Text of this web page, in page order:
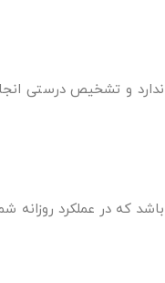
و تشخیص درستی
عملکرد روزانه شما